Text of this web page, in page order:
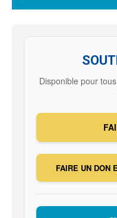
Disponible pour
FAIRE UN DON